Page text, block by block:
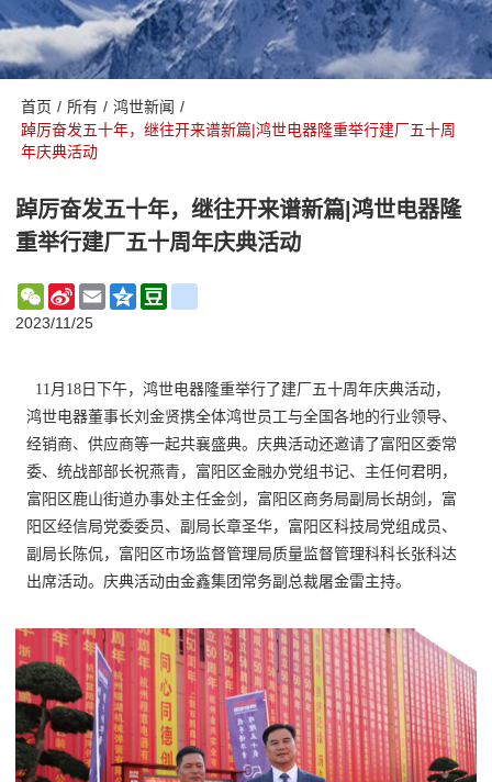
首页 / 所有 / 鸿世新闻 /
踔厉奋发五十年，继往开来谱新篇|鸿世电器隆重举行建厂五十周
年庆典活动
踔厉奋发五十年，继往开来谱新篇|鸿世电器隆
重举行建厂五十周年庆典活动
WeChat
Sina
Weibo
Email Qzone
2023/11/25
11月18日下午，鸿世电器隆重举行了建厂五十周年庆典活动，
鸿世电器董事长刘金贤携全体鸿世员工与全国各地的行业领导、
经销商、供应商等一起共襄盛典。庆典活动还邀请了富阳区委常
委、统战部部长祝燕青，富阳区金融办党组书记、主任何君明，
富阳区鹿山街道办事处主任金剑，富阳区商务局副局长胡剑，富
阳区经信局党委委员、副局长章圣华，富阳区科技局党组成员、
副局长陈侃，富阳区市场监督管理局质量监督管理科科长张科达
出席活动。庆典活动由金鑫集团常务副总裁屠金雷主持。